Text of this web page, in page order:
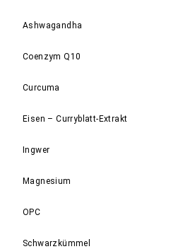
Ashwagandha
Coenzym Q10
Curcuma
Eisen – Curryblatt-Extrakt
Ingwer
Magnesium
OPC
Schwarzkümmel